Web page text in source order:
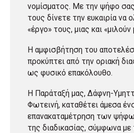
νομίσματος. Με την ψήφο
τους δίνετε την ευκαιρία
«έργο» τους, μιας και «μιλούν
Η αμφισβήτηση του
προκύπτει από την οριακή
ως φυσικό επακόλουθο.
Η Παράταξή μας, Δάφνη-
Φωτεινή, καταθέτει άμεσα
επανακαταμέτρηση των
της διαδικασίας, σύμφωνα με